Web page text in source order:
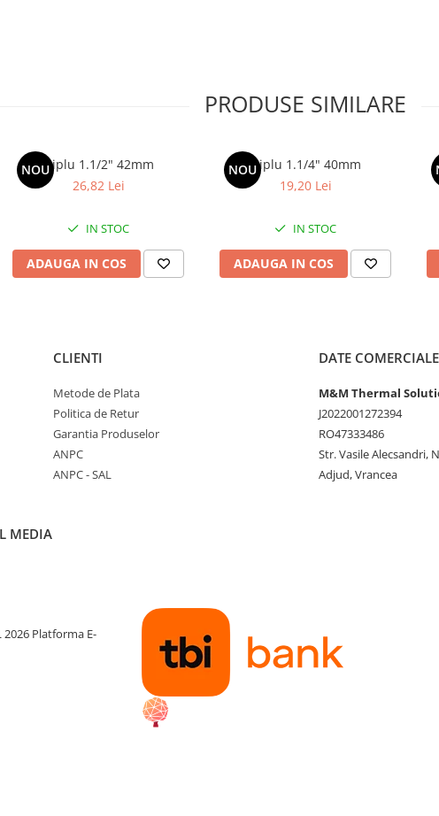
PRODUSE SIMILARE
NOUNiplu 1.1/2" 42mm
26,82 Lei
IN STOC
ADAUGA IN COS
NOUNiplu 1.1/4" 40mm
19,20 Lei
IN STOC
ADAUGA IN COS
CLIENTI
Metode de Plata
Politica de Retur
Garantia Produselor
ANPC
ANPC - SAL
DATE COMERCIALE
M&M Thermal
J2022001272394
RO47333486
Str. Vasile Alecsandri,
Adjud, Vrancea
MEDIA
2026 Platforma E-